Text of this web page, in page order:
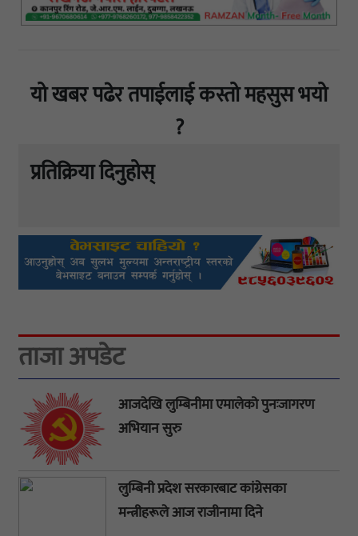
यो खबर पढेर तपाईलाई कस्तो महसुस भयो
?
प्रतिक्रिया दिनुहोस्
ताजा अपडेट
आजदेखि लुम्बिनीमा एमालेको पुनःजागरण
अभियान सुरु
लुम्बिनी प्रदेश सरकारबाट कांग्रेसका
मन्त्रीहरूले आज राजीनामा दिने